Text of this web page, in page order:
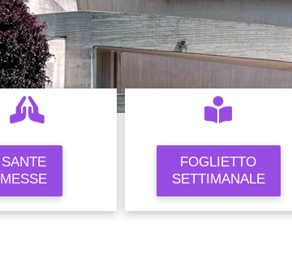
SANTE
MESSE
FOGLIETTO
SETTIMANALE